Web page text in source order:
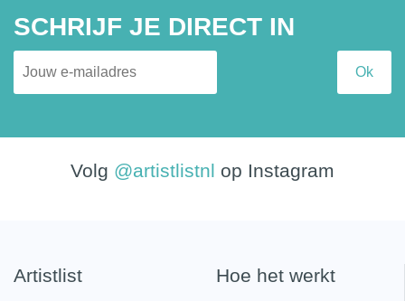
SCHRIJF JE DIRECT IN
Volg @artistlistnl op Instagram
Artistlist Hoe het werkt